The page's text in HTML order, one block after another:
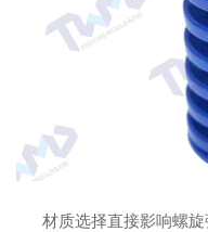
材质选择直接影响螺